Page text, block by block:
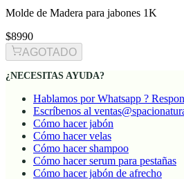
Molde de Madera para jabones 1K
$8990
AGOTADO
¿NECESITAS AYUDA?
Hablamos por Whatsapp ?
Escríbenos al
Cómo hacer jabón
Cómo hacer velas
Cómo hacer shampoo
Cómo hacer serum para pestañas
Cómo hacer jabón de afrecho